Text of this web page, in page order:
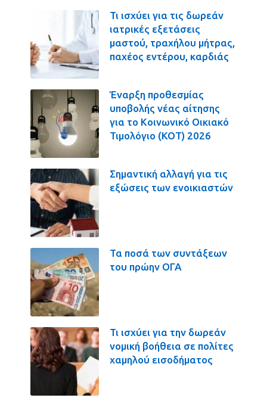
Τι ισχύει για τις δωρεάν
ιατρικές εξετάσεις
μαστού, τραχήλου μήτρας,
παχέος εντέρου, καρδιάς
Έναρξη προθεσμίας
υποβολής νέας αίτησης
για το Κοινωνικό Οικιακό
Τιμολόγιο (ΚΟΤ) 2026
Σημαντική αλλαγή για τις
εξώσεις των ενοικιαστών
Τα ποσά των συντάξεων
του πρώην ΟΓΑ
Τι ισχύει για την δωρεάν
νομική βοήθεια σε πολίτες
χαμηλού εισοδήματος